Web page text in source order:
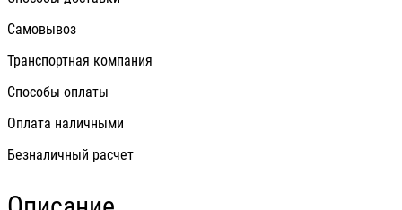
Самовывоз
Транспортная компания
Способы оплаты
Оплата наличными
Безналичный расчет